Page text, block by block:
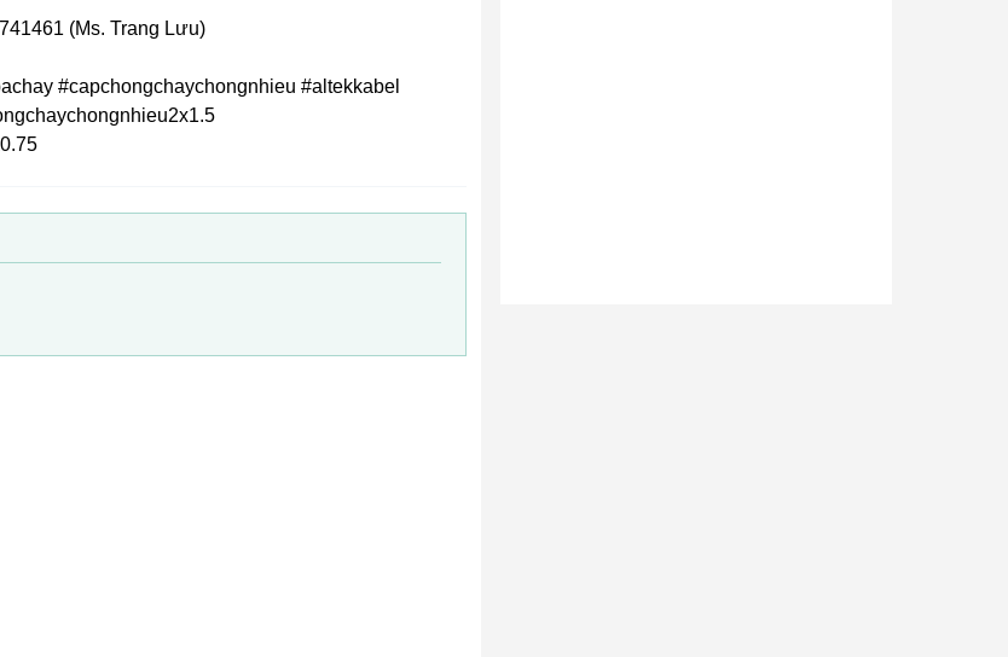
(Ms. Trang Lưu)
#capchongchaychongnhieu #altekkabel